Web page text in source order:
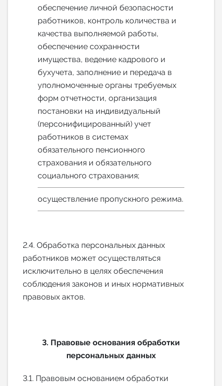
обеспечение личной безопасности
работников, контроль количества и
качества выполняемой работы,
обеспечение сохранности
имущества, ведение кадрового и
бухучета, заполнение и передача в
уполномоченные органы требуемых
форм отчетности, организация
постановки на индивидуальный
(персонифицированный) учет
работников в системах
обязательного пенсионного
страхования и обязательного
социального страхования;
осуществление пропускного режима.
2.4. Обработка персональных данных
работников может осуществляться
исключительно в целях обеспечения
соблюдения законов и иных нормативных
правовых актов.
3. Правовые основания обработки
персональных данных
3.1. Правовым основанием обработки